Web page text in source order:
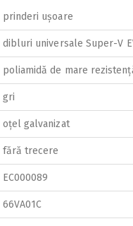
prinderi ușoare
dibluri universale Super-V
poliamidă de mare
gri
oțel galvanizat
fără trecere
EC000089
66VA01C